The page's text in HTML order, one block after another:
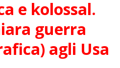
e kolossal.
guerra
agli Usa